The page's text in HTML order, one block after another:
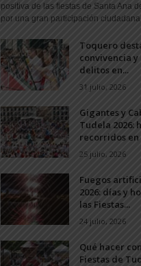
positiva de las fiestas de Santa Ana
por una gran participación
Toquero
convivencia
delitos en...
31 julio, 2026
Gigantes y
Tudela 2026:
recorridos en
25 julio, 2026
Fuegos
2026: días y
las Fiestas...
24 julio, 2026
Qué hacer
Fiestas de